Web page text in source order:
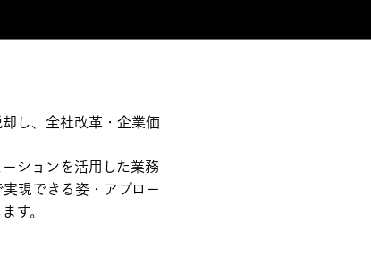
し、全社改革・企業価
ションを活用した業務
現できる姿・アプロー
す。